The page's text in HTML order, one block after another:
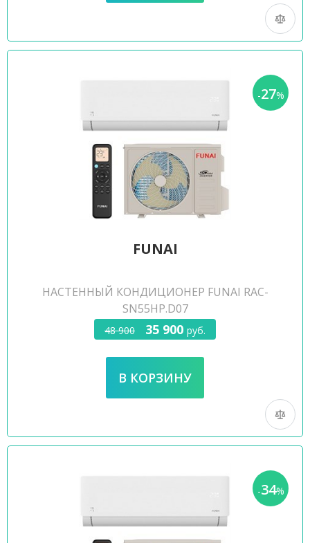
-27%
FUNAI
НАСТЕННЫЙ КОНДИЦИОНЕР FUNAI RAC-
SN55HP.D07
48 900 35 900 руб.
-34%